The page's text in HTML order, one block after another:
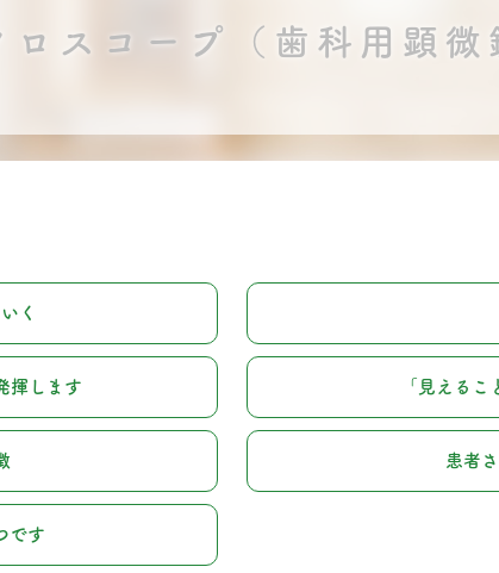
ロスコープ（歯科用顕微
く
揮します 「見える
患者
です